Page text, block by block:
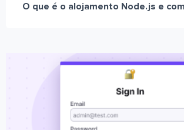
O que é o alojamento Node.js e